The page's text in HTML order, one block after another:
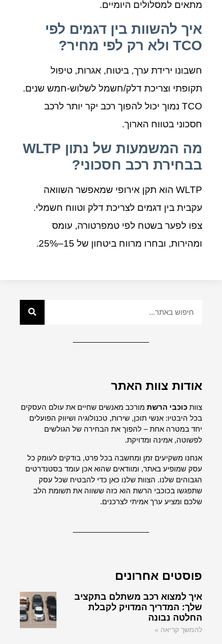
מתאים למסלולים היומיים.
איך להשוות בין דגמים לפי
TCO ולא רק לפי מחיר?
חשבונו ירידת ערך, ביטוח, אגרות, טיפול
תקופתי וצריכת דלק/חשמל לשלוש‑חמש שנים.
TCO נמוך יכול להפוך רכב יקר יותר לרכב
חסכוני בטווח הארוך.
מה המשמעות של נתון WLTP
בבחירת רכב חסכוני?
WLTP הוא תקן אירופי שמאפשר השוואה
עקבית בין דגמים לצריכת דלק וטווח חשמלי.
צפו לפער בשטח לפי טמפרטורה, עומס
ומהירות, ובחרו מרווח ביטחון של 15–25%.
אודות צוות האתר
צוות כוכבי הרשת מורכב מאנשים שחיים את עולם העסקים
בכל היבטיו: אנשי תוכן, שירות, טכנולוגיה ושיווק הפועלים
יחד במטרה אחת – להפוך את הבחירה של הגולשים
לפשוטה, אמינה ומדויקת.
אנחנו משקיעים זמן ומחשבה בכל פרט, בודקים לעומק כל
עסק שמופיע באתר, ומוודאים שהוא אכן עומד בסטנדרטים
הגבוהים שלנו. הצוות שלנו כאן כדי להבטיח שכל עסק
שתפגשו בכוכבי הרשת הוא כזה ששווה את תשומת הלב
שלכם ומציע ערך אמיתי לצרכנים.
פוסטים אחרונים
איך למצוא רכב משתלם בתקציב
שלך: המדריך המדויק לקבלת
החלטה נבונה
להמשך קריאה »